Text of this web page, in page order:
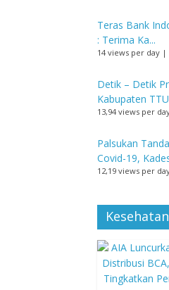
Teras Bank
: Terima Ka...
14 views per day |
Detik – Detik
Kabupaten
13,94 views per
Palsukan
Covid-19,
12,19 views per
Kesehatan